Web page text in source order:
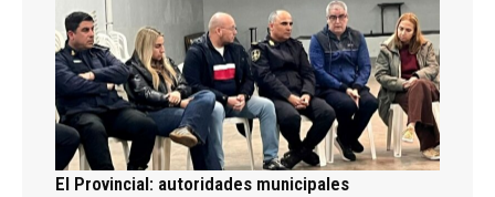
El Provincial: autoridades municipales